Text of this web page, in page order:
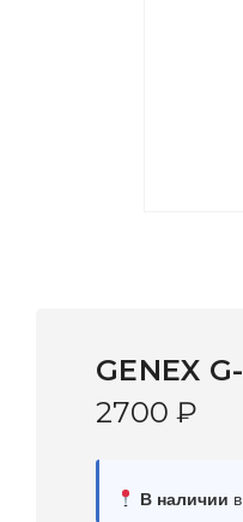
GENEX G-
2700 ₽
В наличии